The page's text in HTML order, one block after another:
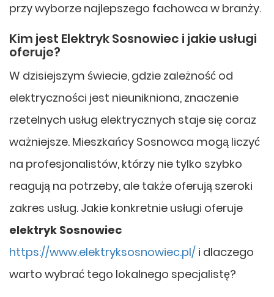
przy wyborze najlepszego fachowca w branży.
Kim jest Elektryk Sosnowiec i jakie usługi
oferuje?
W dzisiejszym świecie, gdzie zależność od
elektryczności jest nieunikniona, znaczenie
rzetelnych usług elektrycznych staje się coraz
ważniejsze. Mieszkańcy Sosnowca mogą liczyć
na profesjonalistów, którzy nie tylko szybko
reagują na potrzeby, ale także oferują szeroki
zakres usług. Jakie konkretnie usługi oferuje
elektryk Sosnowiec
https://www.elektryksosnowiec.pl/ i dlaczego
warto wybrać tego lokalnego specjalistę?